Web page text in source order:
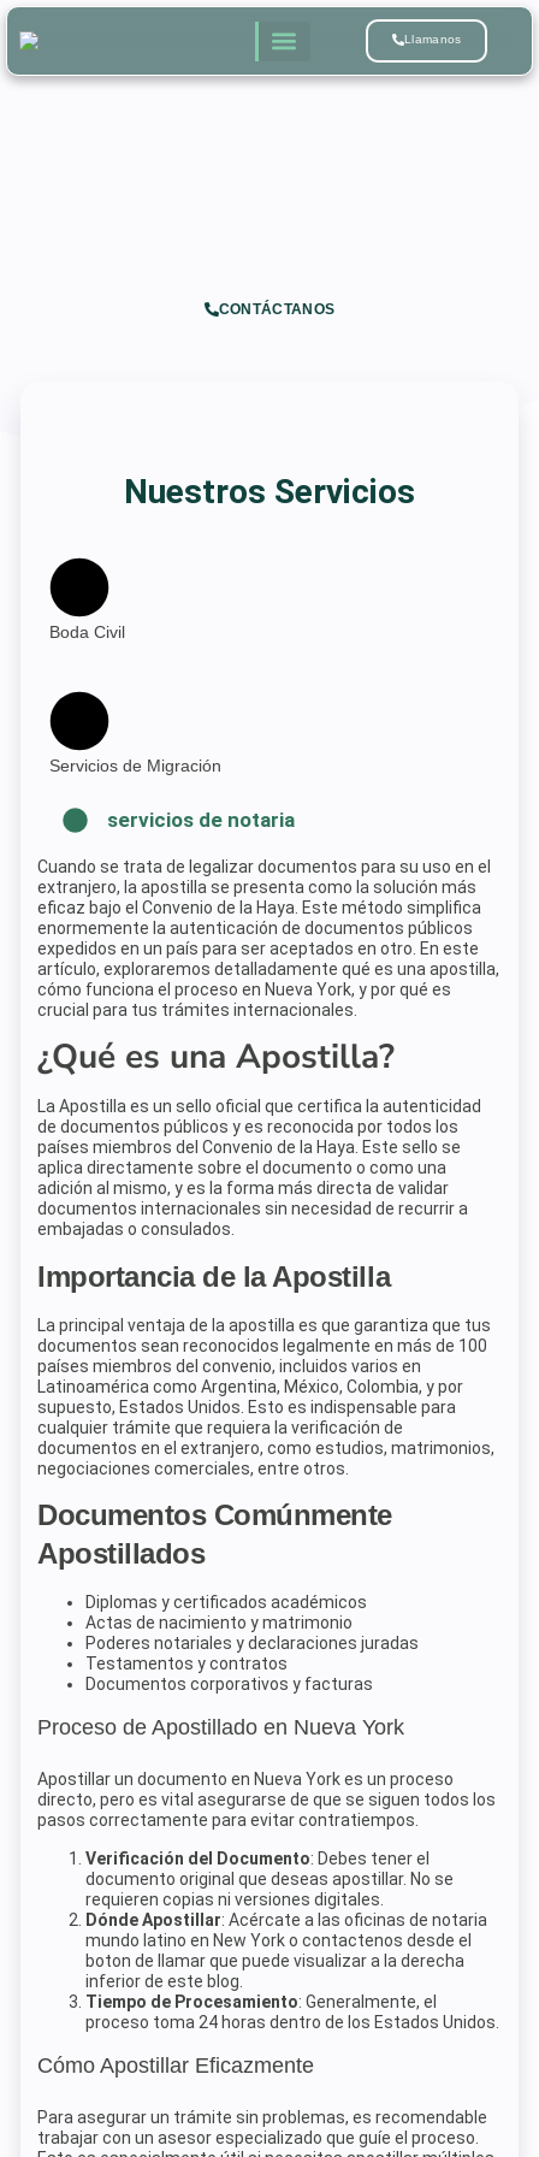
Llamanos
CONTÁCTANOS
Nuestros Servicios
Boda Civil
Servicios de Migración
servicios de notaria
Cuando se trata de legalizar documentos para su uso en el
extranjero, la apostilla se presenta como la solución más
eficaz bajo el Convenio de la Haya. Este método simplifica
enormemente la autenticación de documentos públicos
expedidos en un país para ser aceptados en otro. En este
artículo, exploraremos detalladamente qué es una apostilla,
cómo funciona el proceso en Nueva York, y por qué es
crucial para tus trámites internacionales.
¿Qué es una Apostilla?
La Apostilla es un sello oficial que certifica la autenticidad
de documentos públicos y es reconocida por todos los
países miembros del Convenio de la Haya. Este sello se
aplica directamente sobre el documento o como una
adición al mismo, y es la forma más directa de validar
documentos internacionales sin necesidad de recurrir a
embajadas o consulados.
Importancia de la Apostilla
La principal ventaja de la apostilla es que garantiza que tus
documentos sean reconocidos legalmente en más de 100
países miembros del convenio, incluidos varios en
Latinoamérica como Argentina, México, Colombia, y por
supuesto, Estados Unidos. Esto es indispensable para
cualquier trámite que requiera la verificación de
documentos en el extranjero, como estudios, matrimonios,
negociaciones comerciales, entre otros.
Documentos Comúnmente
Apostillados
Diplomas y certificados académicos
Actas de nacimiento y matrimonio
Poderes notariales y declaraciones juradas
Testamentos y contratos
Documentos corporativos y facturas
Proceso de Apostillado en Nueva York
Apostillar un documento en Nueva York es un proceso
directo, pero es vital asegurarse de que se siguen todos los
pasos correctamente para evitar contratiempos.
Verificación del Documento: Debes tener el
documento original que deseas apostillar. No se
requieren copias ni versiones digitales.
Dónde Apostillar: Acércate a las oficinas de notaria
mundo latino en New York o contactenos desde el
boton de llamar que puede visualizar a la derecha
inferior de este blog.
Tiempo de Procesamiento: Generalmente, el
proceso toma 24 horas dentro de los Estados Unidos.
Cómo Apostillar Eficazmente
Para asegurar un trámite sin problemas, es recomendable
trabajar con un asesor especializado que guíe el proceso.